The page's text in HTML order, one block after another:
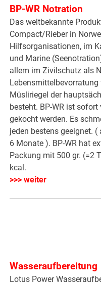
BP-WR Notration
Das weltbekannte
Compact/Rieber in
Hilfsorganisationen, im
und Marine
allem im Zivilschutz als
Lebensmittelbevorratung
Müsliriegel der
besteht. BP-WR ist
gekocht werden. Es
jeden bestens geeignet.
6 Monate ). BP-WR hat
Packung mit 500 gr. (=2
kcal.
>>> weiter
Wasseraufbereitung
Lotus Power